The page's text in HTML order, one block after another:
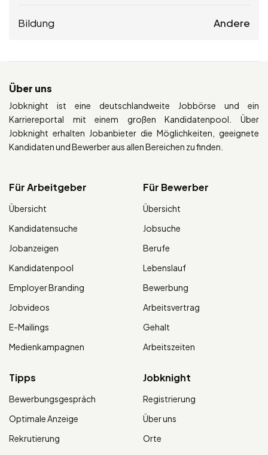
Bildung Andere
Über uns
Jobknight ist eine deutschlandweite Jobbörse und ein
Karriereportal mit einem großen Kandidatenpool. Über
Jobknight erhalten Jobanbieter die Möglichkeiten, geeignete
Kandidaten und Bewerber aus allen Bereichen zu finden.
Für Arbeitgeber
Übersicht
Kandidatensuche
Jobanzeigen
Kandidatenpool
Employer Branding
Jobvideos
E-Mailings
Medienkampagnen
Für Bewerber
Übersicht
Jobsuche
Berufe
Lebenslauf
Bewerbung
Arbeitsvertrag
Gehalt
Arbeitszeiten
Tipps
Bewerbungsgespräch
Optimale Anzeige
Rekrutierung
Jobknight
Registrierung
Über uns
Orte